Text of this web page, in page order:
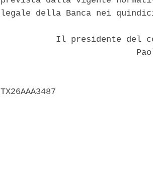
legale della Banca nei
Il presidente del